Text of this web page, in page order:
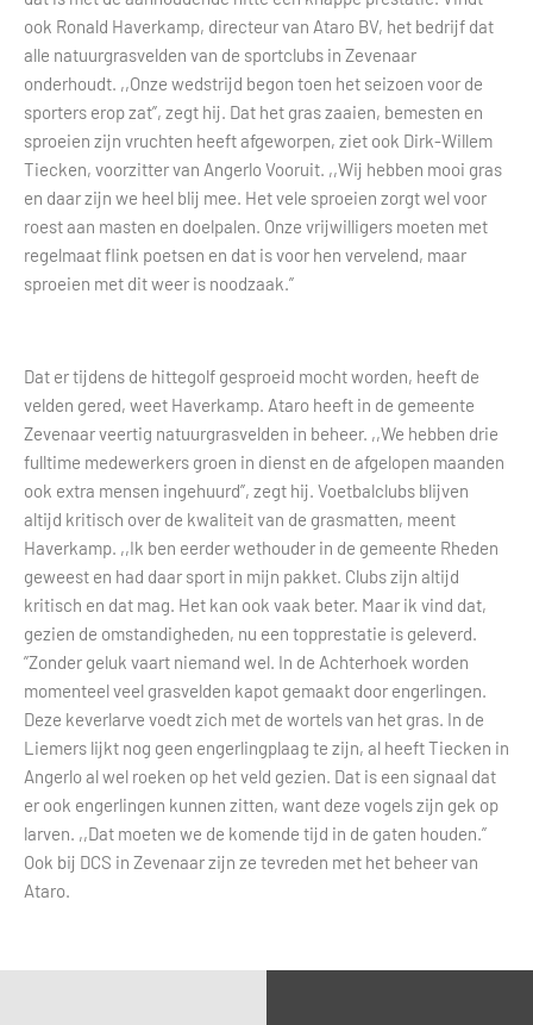
ook Ronald Haverkamp, directeur van Ataro BV, het bedrijf dat
alle natuurgrasvelden van de sportclubs in Zevenaar
onderhoudt. ,,Onze wedstrijd begon toen het seizoen voor de
sporters erop zat”, zegt hij. Dat het gras zaaien, bemesten en
sproeien zijn vruchten heeft afgeworpen, ziet ook Dirk-Willem
Tiecken, voorzitter van Angerlo Vooruit. ,,Wij hebben mooi gras
en daar zijn we heel blij mee. Het vele sproeien zorgt wel voor
roest aan masten en doelpalen. Onze vrijwilligers moeten met
regelmaat flink poetsen en dat is voor hen vervelend, maar
sproeien met dit weer is noodzaak.”
Dat er tijdens de hittegolf gesproeid mocht worden, heeft de
velden gered, weet Haverkamp. Ataro heeft in de gemeente
Zevenaar veertig natuurgrasvelden in beheer. ,,We hebben drie
fulltime medewerkers groen in dienst en de afgelopen maanden
ook extra mensen ingehuurd”, zegt hij. Voetbalclubs blijven
altijd kritisch over de kwaliteit van de grasmatten, meent
Haverkamp. ,,Ik ben eerder wethouder in de gemeente Rheden
geweest en had daar sport in mijn pakket. Clubs zijn altijd
kritisch en dat mag. Het kan ook vaak beter. Maar ik vind dat,
gezien de omstandigheden, nu een topprestatie is geleverd.
”Zonder geluk vaart niemand wel. In de Achterhoek worden
momenteel veel grasvelden kapot gemaakt door engerlingen.
Deze keverlarve voedt zich met de wortels van het gras. In de
Liemers lijkt nog geen engerlingplaag te zijn, al heeft Tiecken in
Angerlo al wel roeken op het veld gezien. Dat is een signaal dat
er ook engerlingen kunnen zitten, want deze vogels zijn gek op
larven. ,,Dat moeten we de komende tijd in de gaten houden.”
Ook bij DCS in Zevenaar zijn ze tevreden met het beheer van
Ataro.